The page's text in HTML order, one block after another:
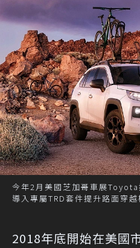
今年2月美國芝加哥車展Toyota
導入專屬TRD套件提升路面穿
2018年底開始在美國